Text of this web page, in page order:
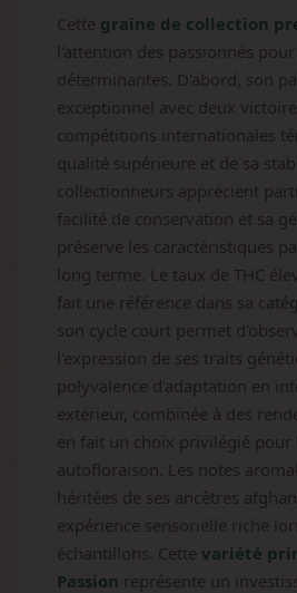
Cette graine de collection
l'attention des passionnés
déterminantes. D'abord, son
exceptionnel avec deux
compétitions internationales
qualité supérieure et de sa
collectionneurs apprécient
facilité de conservation et sa
préserve les caractéristiques
long terme. Le taux de THC
fait une référence dans sa
son cycle court permet
l'expression de ses traits
polyvalence d'adaptation en
extérieur, combinée à des
en fait un choix privilégié pour
autofloraison. Les notes
héritées de ses ancêtres
expérience sensorielle riche
échantillons. Cette variété
Passion représente un